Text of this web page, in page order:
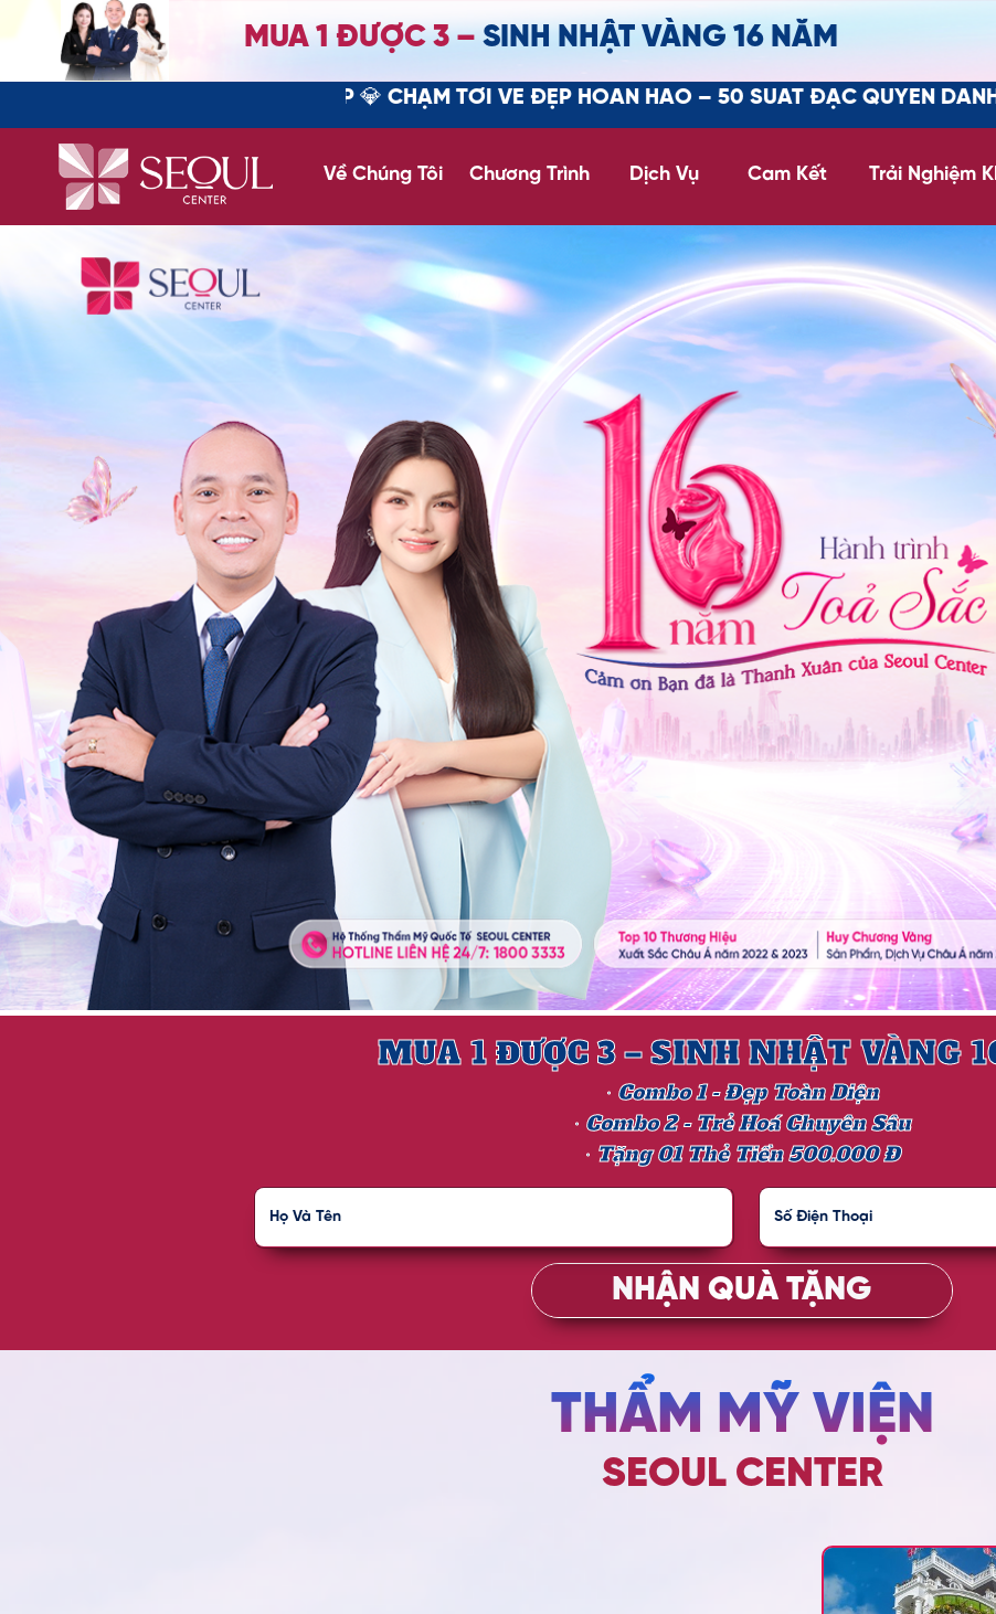
MUA 1 ĐƯỢC 3 –SINH NHẬT VÀNG 16 NĂM
| ƯU ĐÃI VIP 💎 CHẠM TỚI VẺ ĐẸP HOÀN HẢO – 50 SUẤT ĐẶC QUYỀN DÀNH CHO KHÁCH HÀNG
Dịch Vụ
Về Chúng Tôi Trải Nghiệm
Cam Kết
Chương Trình
NHẬN QUÀ TẶNG
MUA 1 ĐƯỢC 3 – SINH NHẬT VÀNG
∙ Combo 1 - Đẹp Toàn Diện
∙ Combo 2 - Trẻ Hoá Chuyên Sâu
∙ Tặng 01 Thẻ Tiền 500.000 Đ
THẨM MỸ VIỆN
SEOUL CENTER